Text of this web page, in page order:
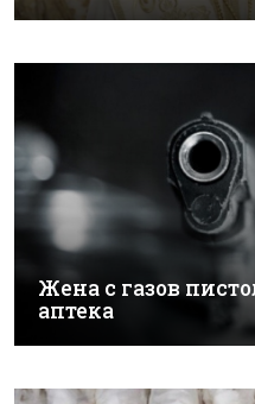
Жена с газов
аптека